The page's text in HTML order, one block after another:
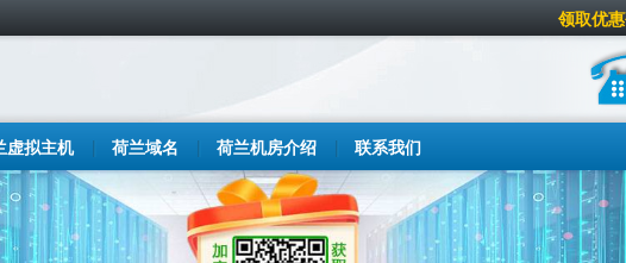
领取优
虚拟主机 荷兰域名 荷兰机房介绍 联系我们